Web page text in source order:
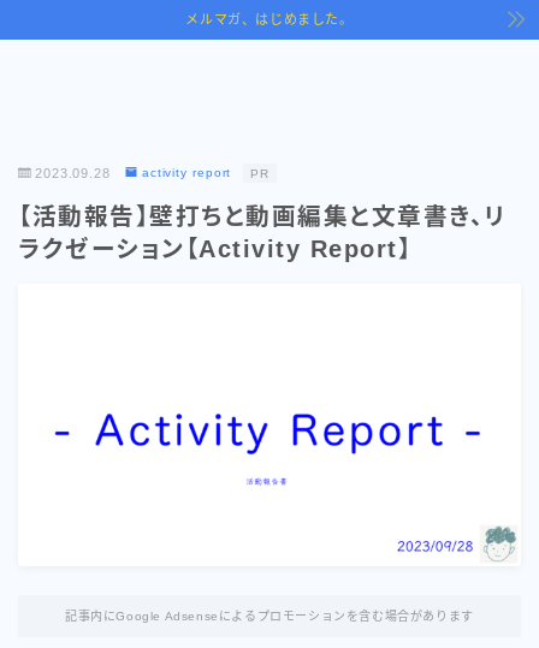
メルマガ、はじめました。
2023.09.28 activity report PR
【活動報告】壁打ちと動画編集と文章書き、リ
ラクゼーション【Activity Report】
記事内にGoogle Adsenseによるプロモーションを含む場合があります